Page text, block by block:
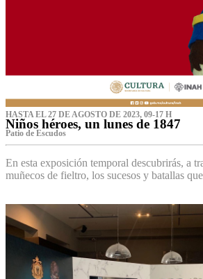
HASTA EL 27 DE AGOSTO DE 2023, 09-17 H
Niños héroes, un lunes de 1847
Patio de Escudos
En esta exposición temporal descubrirás, a
muñecos de fieltro, los sucesos y batallas